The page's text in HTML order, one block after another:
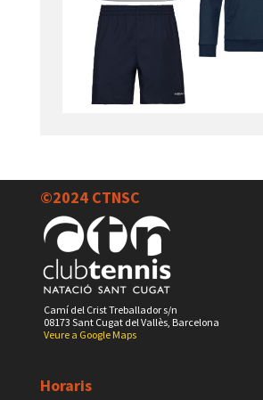
©2024 CTNSC
Camí del Crist Treballador s/n
08173 Sant Cugat del Vallès, Barcelona
Veure a Google Maps
Horaris